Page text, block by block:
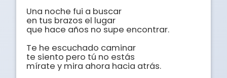
Una noche fui a buscar
en tus brazos el lugar
que hace años no supe encontrar.
Te he escuchado caminar
te siento pero tú no estás
mírate y mira ahora hacia atrás.